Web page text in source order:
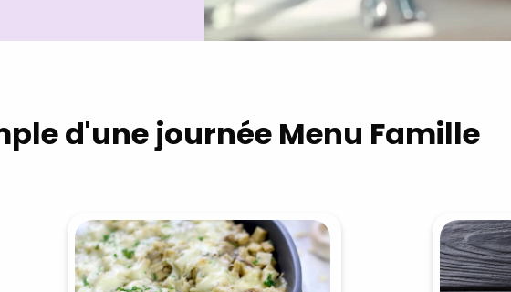
d'une journée Menu Famille